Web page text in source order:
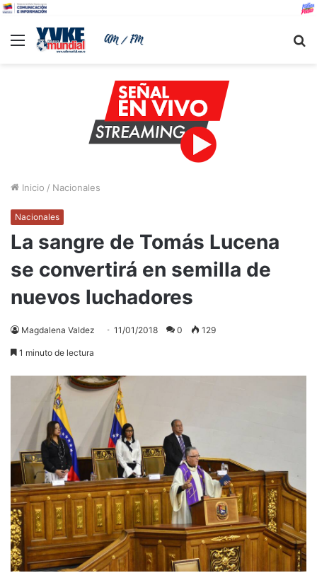
Menu
Inicio / Nacionales
Nacionales
La sangre de Tomás Lucena
se convertirá en semilla de
nuevos luchadores
Magdalena Valdez 11/01/2018 0 129
1 minuto de lectura